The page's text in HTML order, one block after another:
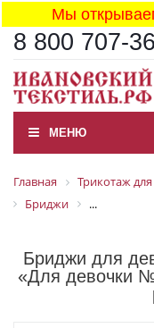
Мы
8 800 707-
МЕНЮ
Главная Трикотаж
Бриджи
...
Бриджи для
«Для девочки